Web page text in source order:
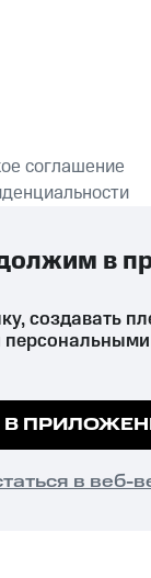
соглашение
их аналогов
запрещён и
ответственность.
куки, чтобы на
ПОНЯТНО
создавать
В
в веб-